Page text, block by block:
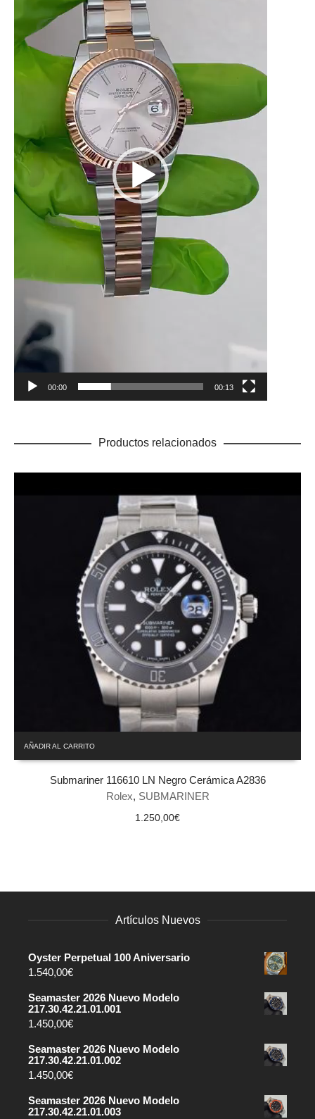
00:00 00:13
Productos relacionados
AÑADIR AL CARRITO
Submariner 116610 LN Negro Cerámica A2836
Rolex, SUBMARINER
1.250,00€
Artículos Nuevos
Oyster Perpetual 100 Aniversario
1.540,00€
Seamaster 2026 Nuevo Modelo
217.30.42.21.01.001
1.450,00€
Seamaster 2026 Nuevo Modelo
217.30.42.21.01.002
1.450,00€
Seamaster 2026 Nuevo Modelo
217.30.42.21.01.003